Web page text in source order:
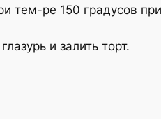
тем-ре 150 градусов
и залить торт.